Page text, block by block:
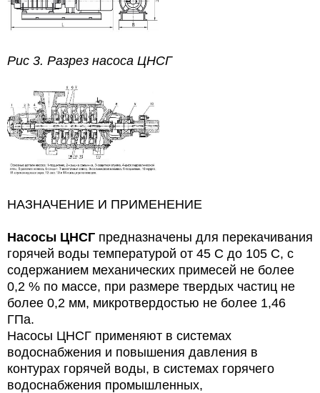
Рис 3. Разрез насоса ЦНСГ
НАЗНАЧЕНИЕ И ПРИМЕНЕНИЕ
Насосы ЦНСГ предназначены для перекачивания
горячей воды температурой от 45 С до 105 С, с
содержанием механических примесей не более
0,2 % по массе, при размере твердых частиц не
более 0,2 мм, микротвердостью не более 1,46
ГПа.
Насосы ЦНСГ применяют в системах
водоснабжения и повышения давления в
контурах горячей воды, в системах горячего
водоснабжения промышленных,